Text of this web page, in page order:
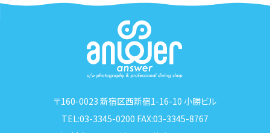
〒160-0023 新宿区西新宿1-16-10 小勝ビル
TEL:03-3345-0200 FAX:03-3345-8767